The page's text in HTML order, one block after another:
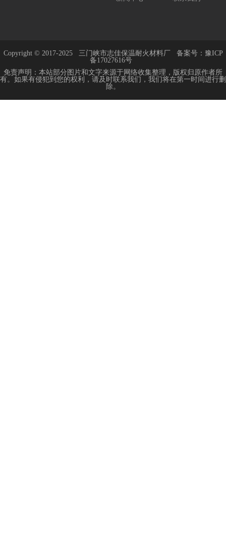
Copyright © 2017-2025 三门峡市志佳保温耐火材料厂 备案号： 豫ICP
备17027616号
免责声明：本站部分图片和文字来源于网络收集整理，版权归原作者所
有。如果有侵犯到您的权利，请及时联系我们，我们将在第一时间进行删
除。